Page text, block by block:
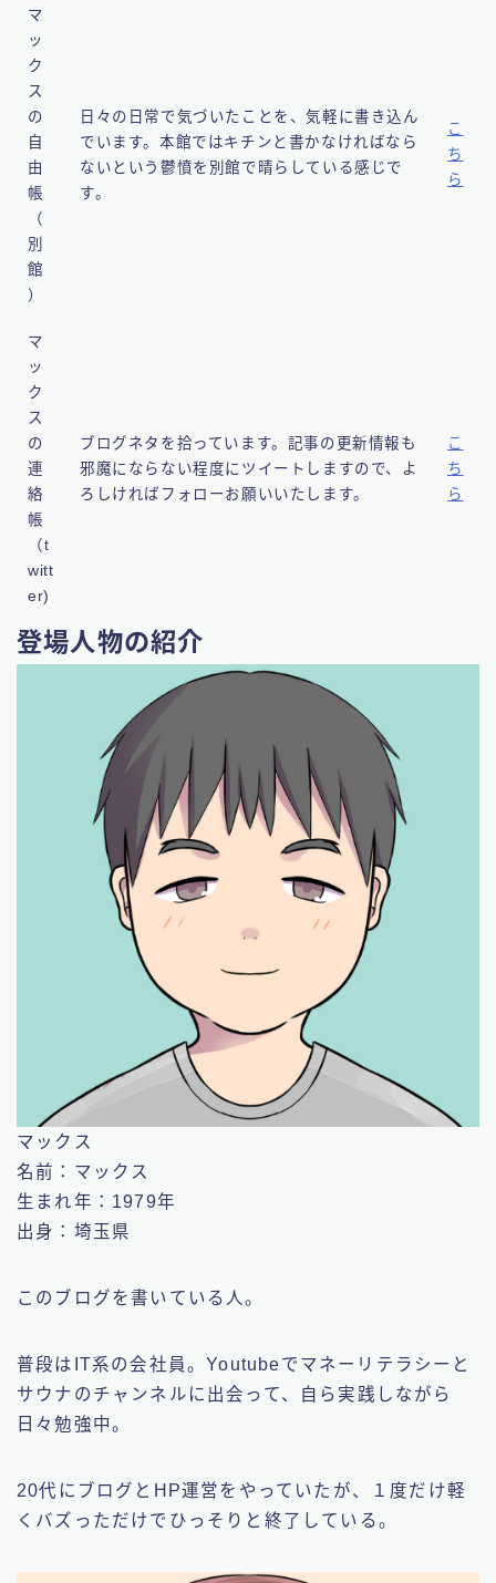
マ
ッ
ク
ス
の
自
由
帳
（
別
館
）
日々の日常で気づいたことを、気軽に書き込ん
でいます。 本館ではキチンと書かなければなら
ないという鬱憤を別館で晴らしている感じで
す。
こ
ち
ら
マ
ッ
ク
ス
の
連
絡
帳
（t
witt
er)
ブログネタを拾っています。記事の更新情報も
邪魔にならない程度にツイートしますので、 よ
ろしければフォローお願いいたします。
こ
ち
ら
登場人物の紹介
マックス
名前：マックス
生まれ年：1979年
出身：埼玉県
このブログを書いている人。
普段はIT系の会社員。Youtubeでマネーリテラシーと
サウナのチャンネルに出会って、自ら実践しながら
日々勉強中。
20代にブログとHP運営をやっていたが、１度だけ軽
くバズっただけでひっそりと終了している。